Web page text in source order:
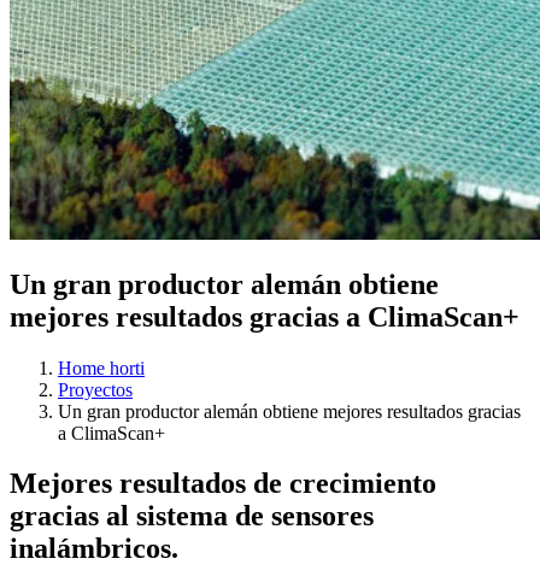
Un gran productor alemán obtiene
mejores resultados gracias a ClimaScan+
Home horti
Proyectos
Un gran productor alemán obtiene mejores resultados gracias
a ClimaScan+
Mejores resultados de crecimiento
gracias al sistema de sensores
inalámbricos.